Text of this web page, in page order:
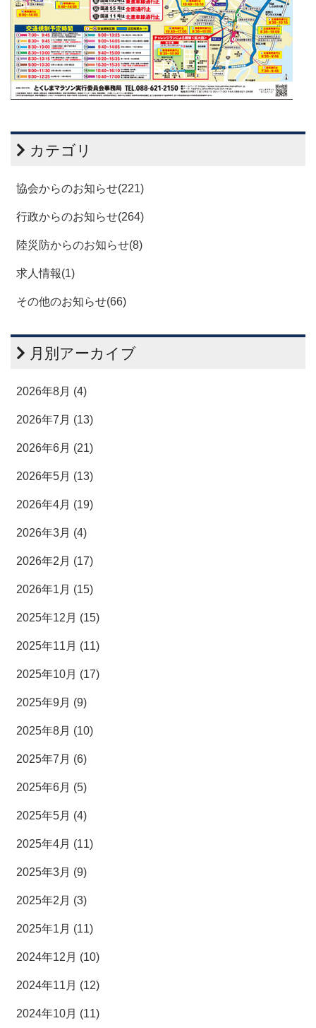
カテゴリ
協会からのお知らせ(221)
行政からのお知らせ(264)
陸災防からのお知らせ(8)
求人情報(1)
その他のお知らせ(66)
月別アーカイブ
2026年8月 (4)
2026年7月 (13)
2026年6月 (21)
2026年5月 (13)
2026年4月 (19)
2026年3月 (4)
2026年2月 (17)
2026年1月 (15)
2025年12月 (15)
2025年11月 (11)
2025年10月 (17)
2025年9月 (9)
2025年8月 (10)
2025年7月 (6)
2025年6月 (5)
2025年5月 (4)
2025年4月 (11)
2025年3月 (9)
2025年2月 (3)
2025年1月 (11)
2024年12月 (10)
2024年11月 (12)
2024年10月 (11)